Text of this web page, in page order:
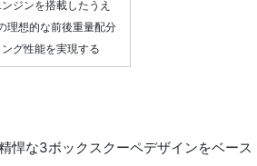
ジンを搭載したうえ
理想的な前後重量配分
グ性能を実現する
悍な3ボックスクーペデザインをベース